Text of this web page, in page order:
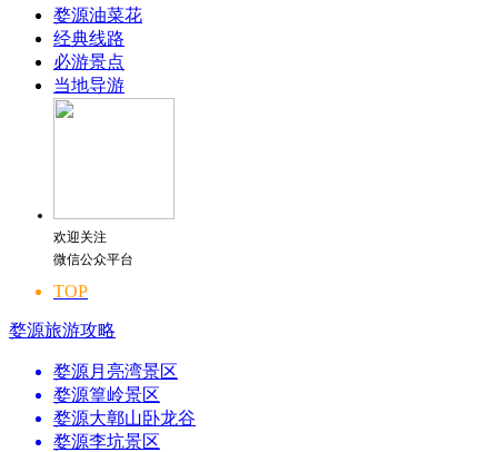
婺源油菜花
经典线路
必游景点
当地导游
欢迎关注
微信公众平台
TOP
婺源旅游攻略
婺源月亮湾景区
婺源篁岭景区
婺源大鄣山卧龙谷
婺源李坑景区